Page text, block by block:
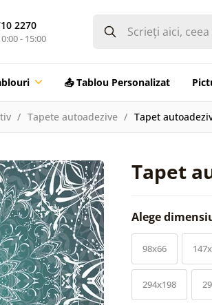
2270
- 15:00
📤 Tablou Personalizat
Tapete autoadezive Tapet
Tapet
Alege
98x66
294x198